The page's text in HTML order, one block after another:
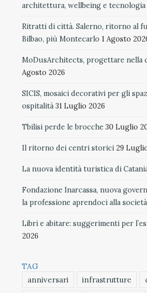
architettura, wellbeing e tecnologia
Ritratti di città. Salerno, ritorno al
Bilbao, più Montecarlo 1 Agosto
MoDusArchitects, progettare nella
Agosto 2026
SICIS, mosaici decorativi per gli
ospitalità 31 Luglio 2026
Tbilisi perde le brocche 30 Luglio
Il ritorno dei centri storici 29
La nuova identità turistica di
Fondazione Inarcassa, nuova
la professione aprendoci alla società
Libri e abitare: suggerimenti per
2026
TAG
anniversari
infrastrutture